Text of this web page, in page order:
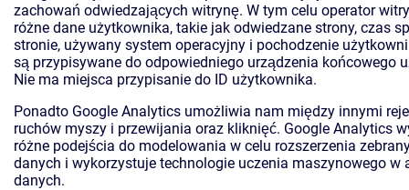
zachowań odwiedzających witrynę. W tym celu operator
różne dane użytkownika, takie jak odwiedzane strony, czas
stronie, używany system operacyjny i pochodzenie
są przypisywane do odpowiedniego urządzenia końcowego
Nie ma miejsca przypisanie do ID użytkownika.
Ponadto Google Analytics umożliwia nam między innymi
ruchów myszy i przewijania oraz kliknięć. Google Analytics
różne podejścia do modelowania w celu rozszerzenia
danych i wykorzystuje technologie uczenia maszynowego w
danych.